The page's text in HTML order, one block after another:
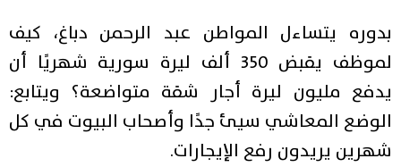
بدوره يتساءل المواطن عبد الرحمن دباغ، كيف
لموظف يقبض 350 ألف ليرة سورية شهريًا أن
يدفع مليون ليرة أجار شقة متواضعة؟ ويتابع:
الوضع المعاشي سيئ جدًا وأصحاب البيوت في كل
شهرين يريدون رفع الإيجارات.